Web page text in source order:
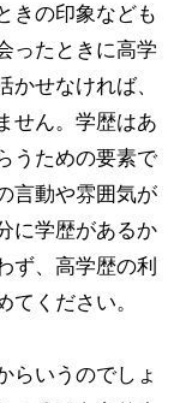
きの印象なども
ったときに高学
かせなければ、
せん。学歴はあ
うための要素で
言動や雰囲気が
に学歴があるか
ず、高学歴の利
てください。
らいうのでしょ